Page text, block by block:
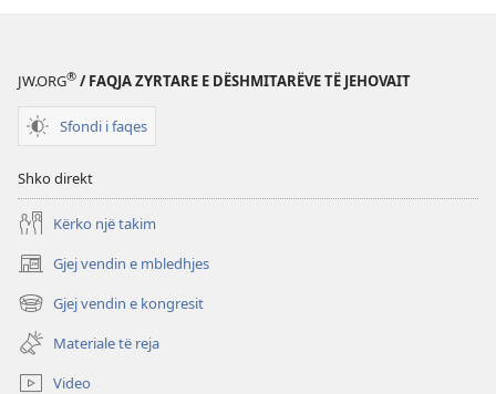
JW.ORG® / FAQJA ZYRTARE E DËSHMITARËVE TË JEHOVAIT
Sfondi i faqes
Shko direkt
Kërko një takim
Gjej vendin e mbledhjes
(hap
dritare
të
re)
Gjej vendin e kongresit
(hap
dritare
të
re)
Materiale të reja
Video